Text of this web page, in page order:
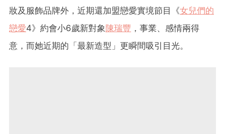
妝及服飾品牌外，近期還加盟戀愛實境節目《女兒們的
戀愛4》約會小6歲新對象陳瑞豐 ，事業、感情兩得
意，而她近期的「最新造型」更瞬間吸引目光。